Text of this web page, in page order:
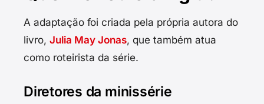
A adaptação foi criada pela própria autora do
livro, Julia May Jonas, que também atua
como roteirista da série.
Diretores da minissérie